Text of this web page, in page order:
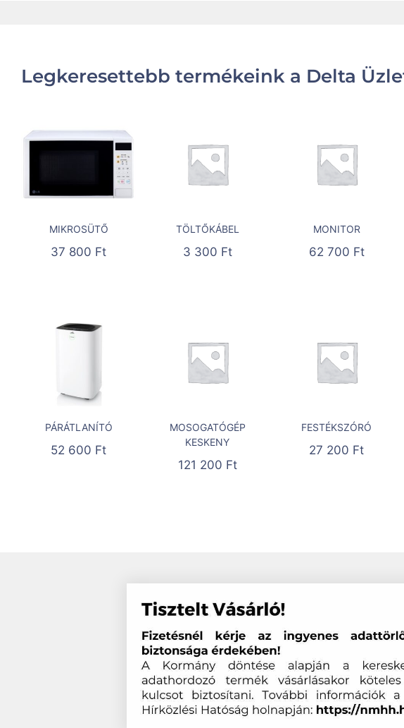
Legkeresettebb termékeink a Delta
MIKROSÜTŐ
37 800 Ft
TÖLTŐKÁBEL
3 300 Ft
MONITOR
62 700 Ft
PÁRÁTLANÍTÓ
52 600 Ft
MOSOGATÓGÉP
KESKENY
121 200 Ft
FESTÉKSZÓRÓ
27 200 Ft